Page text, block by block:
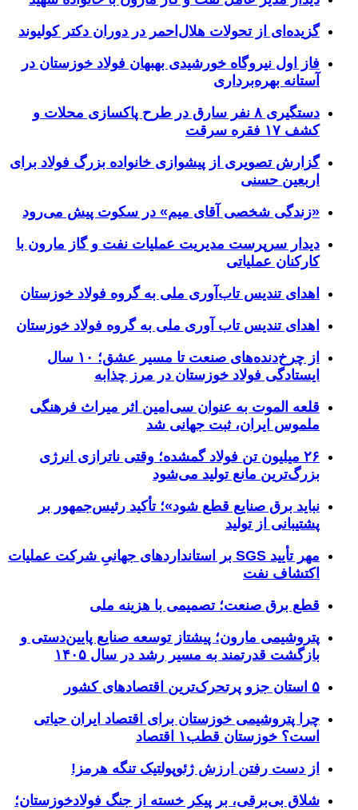
گزیده‌ای از تحولات هلال‌احمر در دوران دکتر کولیوند
فاز اول نیروگاه خورشیدی بهبهان فولاد خوزستان در
آستانه بهره‌برداری
دستگیری ۸ نفر سارق در طرح پاکسازی محلات و
کشف ۱۷ فقره سرقت
گزارش تصویری از پیشوازی خانواده بزرگ فولاد برای
اربعین حسنی
«زندگی شخصی آقای میم» در سکوت پیش می‌رود
دیدار سرپرست مدیریت عملیات نفت و گاز مارون با
کارکنان عملیاتی
اهدای تندیس تاب‌آوری ملی به گروه فولاد خوزستان
اهدای تندیس تاب آوری ملی به گروه فولاد خوزستان
از چرخ‌دنده‌های صنعت تا مسیر عشق؛ ۱۰ سال
ایستادگی فولاد خوزستان در مرز چذابه
قلعه الموت به عنوان سی‌امین اثر میراث‌ فرهنگی
ملموس ایران، ثبت جهانی شد
۲۶ میلیون تن فولاد گمشده؛ وقتی ناترازی انرژی
بزرگ‌ترین مانع تولید می‌شود
نباید برق صنایع قطع شود»؛ تأکید رئیس‌جمهور بر
پشتیبانی از تولید
مهر تأیید SGS بر استانداردهای جهانیِ شرکت عملیات
اکتشاف نفت
قطع برق صنعت؛ تصمیمی با هزینه ملی
پتروشیمی مارون؛ پیشتاز توسعه صنایع پایین‌دستی و
بازگشت قدرتمند به مسیر رشد در سال ۱۴۰۵
۵ استان جزو پرتحرک‌ترین اقتصاد‌های کشور
چرا پتروشیمی خوزستان برای اقتصاد ایران حیاتی
است؟ خوزستان قطب۱ اقتصاد
از دست رفتن ارزش ژئوپولتیک تنگه هرمز!
شلاق‌ بی‌برقی، بر پیکر خسته‌ از جنگ فولادخوزستان؛